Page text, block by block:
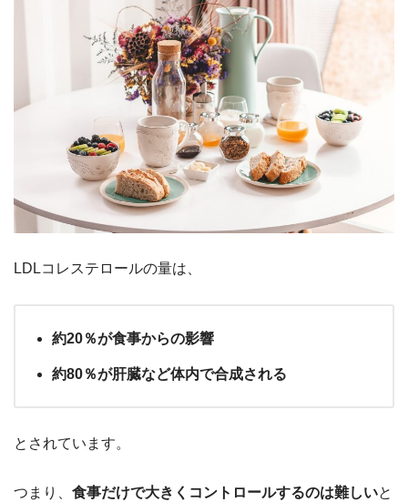
LDLコレステロールの量は、
約20％が食事からの影響
約80％が肝臓など体内で合成される
とされています。
つまり、 食事だけで大きくコントロールするのは難しいと